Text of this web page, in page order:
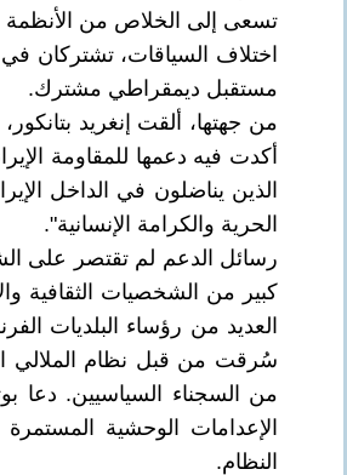
تسعى إلى الخلاص من الأنظمة
اختلاف السياقات، تشتركان
مستقبل ديمقراطي مشترك.
من جهتها، ألقت إنغريد
أكدت فيه دعمها للمقاومة
الذين يناضلون في الداخل
الحرية والكرامة الإنسانية".
رسائل الدعم لم تقتصر على
كبير من الشخصيات الثقافية
العديد من رؤساء البلديات
سُرقت من قبل نظام الملالي
من السجناء السياسيين. دعا
الإعدامات الوحشية
النظام.